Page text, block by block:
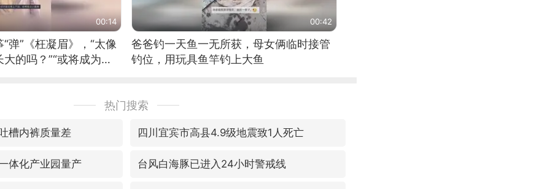
00:14
弹”《枉凝眉》，“太像
的吗？”“或将成为首
00:42
爸爸钓一天鱼一无所获，母女俩临时接管
钓位，用玩具鱼竿钓上大鱼
热门搜索
槽内裤质量差 四川宜宾市高县4.9级地震致1人死亡
体化产业园量产 台风白海豚已进入24小时警戒线